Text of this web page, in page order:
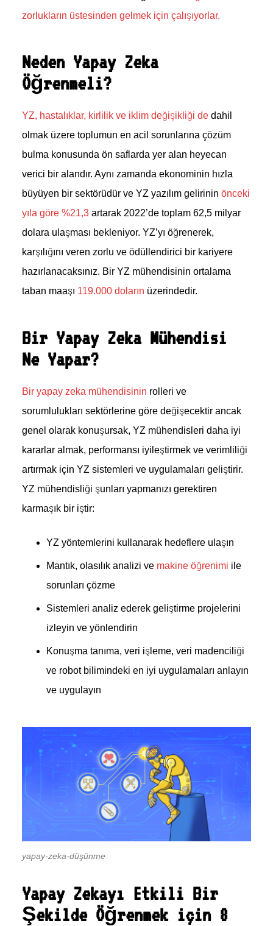
zorlukların üstesinden gelmek için çalışıyorlar.
Neden Yapay Zeka
Öğrenmeli?
YZ, hastalıklar, kirlilik ve iklim değişikliği de dahil
olmak üzere toplumun en acil sorunlarına çözüm
bulma konusunda ön saflarda yer alan heyecan
verici bir alandır. Aynı zamanda ekonominin hızla
büyüyen bir sektörüdür ve YZ yazılım gelirinin önceki
yıla göre %21,3 artarak 2022’de toplam 62,5 milyar
dolara ulaşması bekleniyor. YZ’yı öğrenerek,
karşılığını veren zorlu ve ödüllendirici bir kariyere
hazırlanacaksınız. Bir YZ mühendisinin ortalama
taban maaşı 119.000 doların üzerindedir.
Bir Yapay Zeka Mühendisi
Ne Yapar?
Bir yapay zeka mühendisinin rolleri ve
sorumlulukları sektörlerine göre değişecektir ancak
genel olarak konuşursak, YZ mühendisleri daha iyi
kararlar almak, performansı iyileştirmek ve verimliliği
artırmak için YZ sistemleri ve uygulamaları geliştirir.
YZ mühendisliği şunları yapmanızı gerektiren
karmaşık bir iştir:
YZ yöntemlerini kullanarak hedeflere ulaşın
Mantık, olasılık analizi ve makine öğrenimi ile
sorunları çözme
Sistemleri analiz ederek geliştirme projelerini
izleyin ve yönlendirin
Konuşma tanıma, veri işleme, veri madenciliği
ve robot bilimindeki en iyi uygulamaları anlayın
ve uygulayın
yapay-zeka-düşünme
Yapay Zekayı Etkili Bir
Şekilde Öğrenmek için 8